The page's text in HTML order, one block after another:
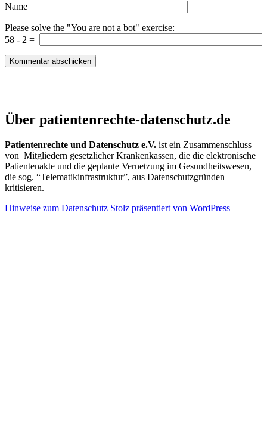
Name
Please solve the "You are not a bot" exercise:
58 - 2 =
Patientenrechte und Datenschutz e.V.
Über patientenrechte-datenschutz.de
Patientenrechte und Datenschutz e.V. ist ein Zusammenschluss
von Mitgliedern gesetzlicher Krankenkassen, die die elektronische
Patientenakte und die geplante Vernetzung im Gesundheitswesen,
die sog. “Telematikinfrastruktur”, aus Datenschutzgründen
kritisieren.
Hinweise zum Datenschutz Stolz präsentiert von WordPress